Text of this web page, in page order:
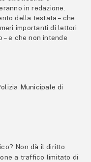
in redazione.
della testata – che
importanti di lettori
– e che non intende
Municipale di
Non dà il diritto
a traffico limitato di